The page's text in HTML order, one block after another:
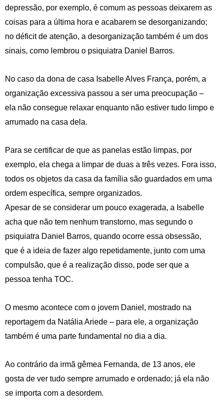
depressão, por exemplo, é comum as pessoas deixarem as
coisas para a última hora e acabarem se desorganizando;
no déficit de atenção, a desorganização também é um dos
sinais, como lembrou o psiquiatra Daniel Barros.
No caso da dona de casa Isabelle Alves França, porém, a
organização excessiva passou a ser uma preocupação –
ela não consegue relaxar enquanto não estiver tudo limpo e
arrumado na casa dela.
Para se certificar de que as panelas estão limpas, por
exemplo, ela chega a limpar de duas a três vezes. Fora isso,
todos os objetos da casa da família são guardados em uma
ordem específica, sempre organizados.
Apesar de se considerar um pouco exagerada, a Isabelle
acha que não tem nenhum transtorno, mas segundo o
psiquiatra Daniel Barros, quando ocorre essa obsessão,
que é a ideia de fazer algo repetidamente, junto com uma
compulsão, que é a realização disso, pode ser que a
pessoa tenha TOC.
O mesmo acontece com o jovem Daniel, mostrado na
reportagem da Natália Ariede – para ele, a organização
também é uma parte fundamental no dia a dia.
Ao contrário da irmã gêmea Fernanda, de 13 anos, ele
gosta de ver tudo sempre arrumado e ordenado; já ela não
se importa com a desordem.